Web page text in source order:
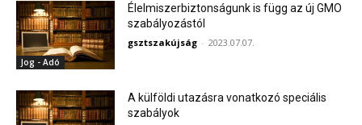
Jog - Adó
Élelmiszerbiztonságunk is függ az új GMO
szabályozástól
gsztszakújság - 2023.07.07.
A külföldi utazásra vonatkozó speciális
szabályok